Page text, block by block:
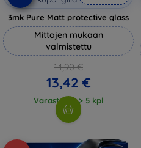
3mk Pure Matt protective glass
Mittojen mukaan
valmistettu
14,90 €
13,42 €
Varastossa > 5 kpl